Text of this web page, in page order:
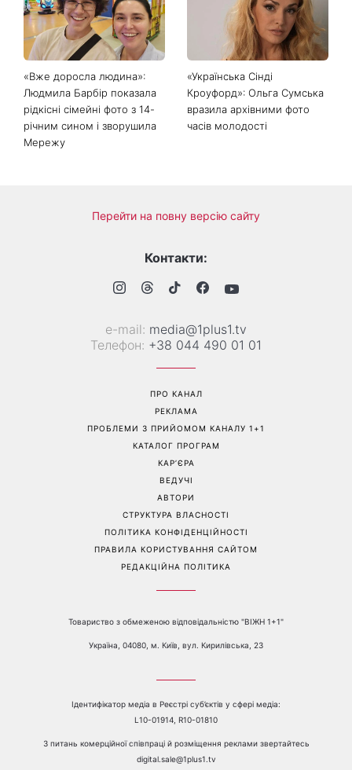
«Вже доросла людина»:
Людмила Барбір показала
рідкісні сімейні фото з 14-
річним сином і зворушила
Мережу
«Українська Сінді
Кроуфорд»: Ольга Сумська
вразила архівними фото
часів молодості
Перейти на повну версію сайту
Контакти:
е-mail: media@1plus1.tv
Телефон: +38 044 490 01 01
ПРО КАНАЛ
РЕКЛАМА
ПРОБЛЕМИ З ПРИЙОМОМ КАНАЛУ 1+1
КАТАЛОГ ПРОГРАМ
КАР’ЄРА
ВЕДУЧІ
АВТОРИ
СТРУКТУРА ВЛАСНОСТІ
ПОЛІТИКА КОНФІДЕНЦІЙНОСТІ
ПРАВИЛА КОРИСТУВАННЯ САЙТОМ
РЕДАКЦІЙНА ПОЛІТИКА
Товариство з обмеженою відповідальністю "ВІЖН 1+1"
Україна, 04080, м. Київ, вул. Кирилівська, 23
Ідентифікатор медіа в Реєстрі суб’єктів у сфері медіа:
L10-01914, R10-01810
З питань комерційної співпраці й розміщення реклами звертайтесь
digital.sale@1plus1.tv